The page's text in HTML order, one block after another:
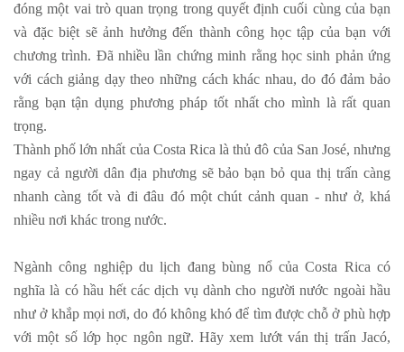
đóng một vai trò quan trọng trong quyết định cuối cùng của bạn
và đặc biệt sẽ ảnh hưởng đến thành công học tập của bạn với
chương trình. Đã nhiều lần chứng minh rằng học sinh phản ứng
với cách giảng dạy theo những cách khác nhau, do đó đảm bảo
rằng bạn tận dụng phương pháp tốt nhất cho mình là rất quan
trọng.
Thành phố lớn nhất của Costa Rica là thủ đô của San José, nhưng
ngay cả người dân địa phương sẽ bảo bạn bỏ qua thị trấn càng
nhanh càng tốt và đi đâu đó một chút cảnh quan - như ở, khá
nhiều nơi khác trong nước.
Ngành công nghiệp du lịch đang bùng nổ của Costa Rica có
nghĩa là có hầu hết các dịch vụ dành cho người nước ngoài hầu
như ở khắp mọi nơi, do đó không khó để tìm được chỗ ở phù hợp
với một số lớp học ngôn ngữ. Hãy xem lướt ván thị trấn Jacó,